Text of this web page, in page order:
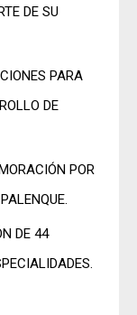
DE SU
PARA
DE
POR
DE 44